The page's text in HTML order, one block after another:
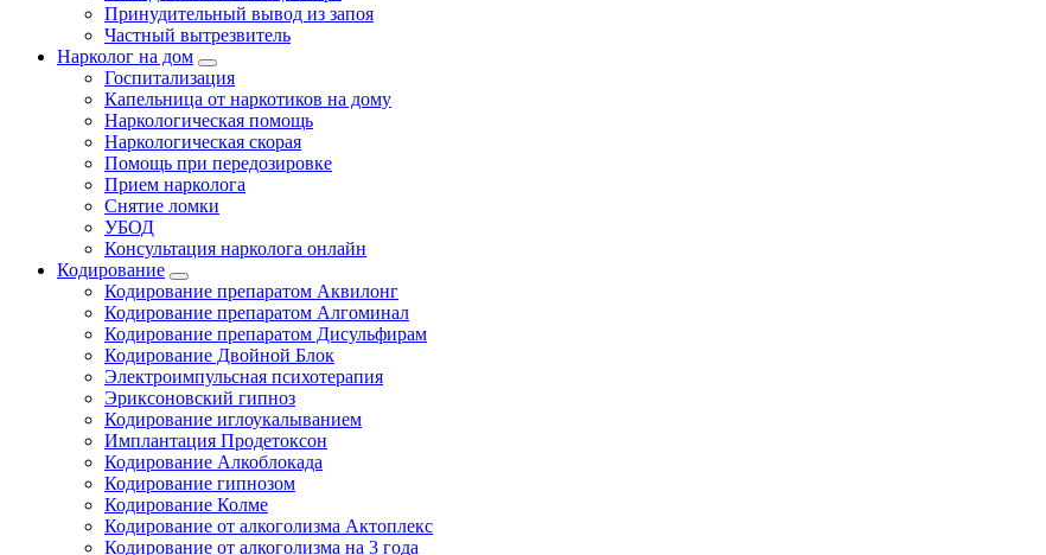
Принудительный вывод из запоя
Частный вытрезвитель
Нарколог на дом
Госпитализация
Капельница от наркотиков на дому
Наркологическая помощь
Наркологическая скорая
Помощь при передозировке
Прием нарколога
Снятие ломки
УБОД
Консультация нарколога онлайн
Кодирование
Кодирование препаратом Аквилонг
Кодирование препаратом Алгоминал
Кодирование препаратом Дисульфирам
Кодирование Двойной Блок
Электроимпульсная психотерапия
Эриксоновский гипноз
Кодирование иглоукалыванием
Имплантация Продетоксон
Кодирование Алкоблокада
Кодирование гипнозом
Кодирование Колме
Кодирование от алкоголизма Актоплекс
Кодирование от алкоголизма на 3 года